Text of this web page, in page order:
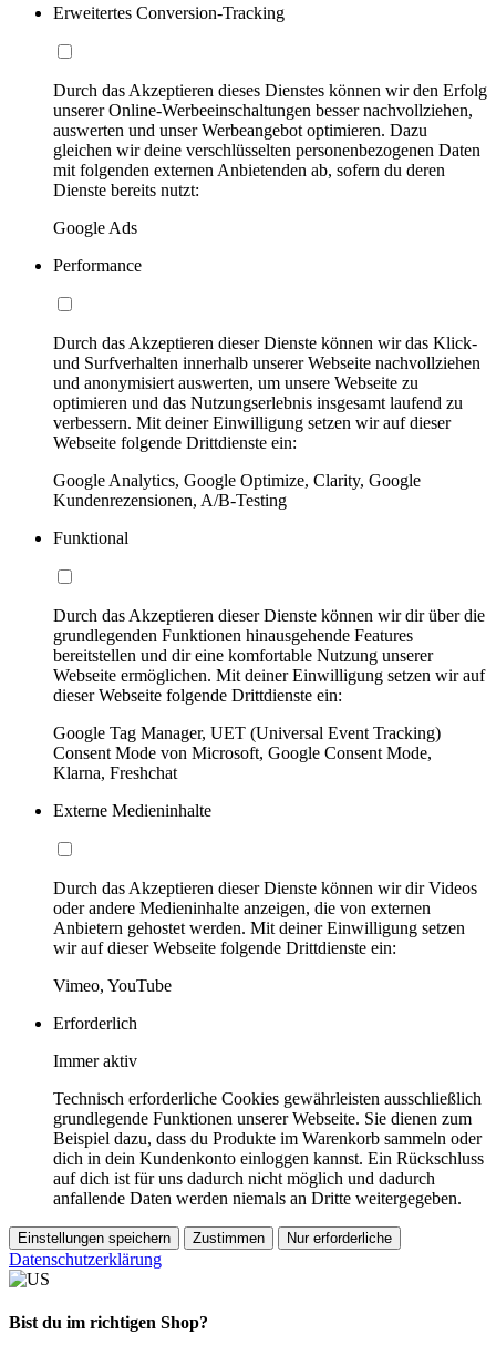
Erweitertes Conversion-Tracking
Durch das Akzeptieren dieses Dienstes können wir den Erfolg
unserer Online-Werbeeinschaltungen besser nachvollziehen,
auswerten und unser Werbeangebot optimieren. Dazu
gleichen wir deine verschlüsselten personenbezogenen Daten
mit folgenden externen Anbietenden ab, sofern du deren
Dienste bereits nutzt:
Google Ads
Performance
Durch das Akzeptieren dieser Dienste können wir das Klick-
und Surfverhalten innerhalb unserer Webseite nachvollziehen
und anonymisiert auswerten, um unsere Webseite zu
optimieren und das Nutzungserlebnis insgesamt laufend zu
verbessern. Mit deiner Einwilligung setzen wir auf dieser
Webseite folgende Drittdienste ein:
Google Analytics, Google Optimize, Clarity, Google
Kundenrezensionen, A/B-Testing
Funktional
Durch das Akzeptieren dieser Dienste können wir dir über die
grundlegenden Funktionen hinausgehende Features
bereitstellen und dir eine komfortable Nutzung unserer
Webseite ermöglichen. Mit deiner Einwilligung setzen wir auf
dieser Webseite folgende Drittdienste ein:
Google Tag Manager, UET (Universal Event Tracking)
Consent Mode von Microsoft, Google Consent Mode,
Klarna, Freshchat
Externe Medieninhalte
Durch das Akzeptieren dieser Dienste können wir dir Videos
oder andere Medieninhalte anzeigen, die von externen
Anbietern gehostet werden. Mit deiner Einwilligung setzen
wir auf dieser Webseite folgende Drittdienste ein:
Vimeo, YouTube
Erforderlich
Immer aktiv
Technisch erforderliche Cookies gewährleisten ausschließlich
grundlegende Funktionen unserer Webseite. Sie dienen zum
Beispiel dazu, dass du Produkte im Warenkorb sammeln oder
dich in dein Kundenkonto einloggen kannst. Ein Rückschluss
auf dich ist für uns dadurch nicht möglich und dadurch
anfallende Daten werden niemals an Dritte weitergegeben.
Einstellungen speichern Zustimmen Nur erforderliche
Datenschutzerklärung
Bist du im richtigen Shop?